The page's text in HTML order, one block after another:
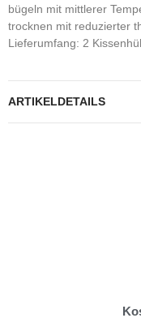
bügeln mit mittlerer
trocknen mit reduzierter
Lieferumfang: 2
ARTIKELDETAILS